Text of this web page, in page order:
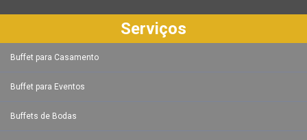
Serviços
Buffet para Casamento
Buffet para Eventos
Buffets de Bodas